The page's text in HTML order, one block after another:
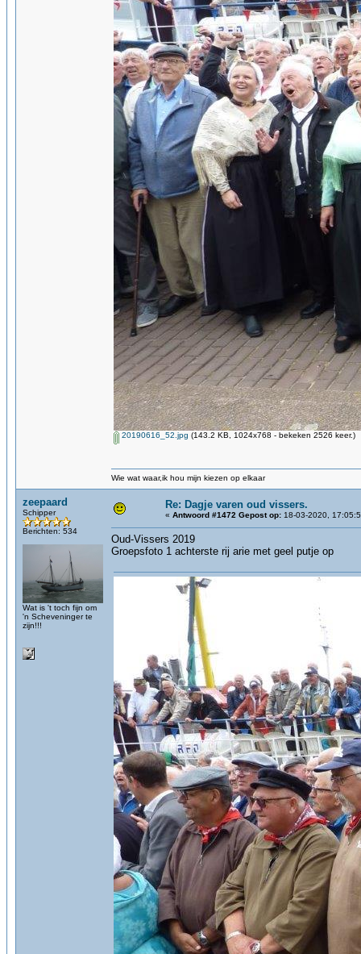
20190616_52.jpg (143.2 KB, 1024x768 - bekeken 2526 keer.)
Wie wat waar,ik hou mijn kiezen op elkaar
zeepaard
Schipper
Berichten: 534
Wat is 't toch fijn om
'n Scheveninger te
zijn!!!
Re: Dagje varen oud vissers.
« Antwoord #1472 Gepost op: 18-03-2020,
Oud-Vissers 2019
Groepsfoto 1 achterste rij arie met geel putje op